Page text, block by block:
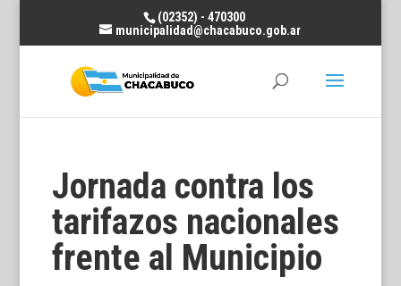
(02352) - 470300
municipalidad@chacabuco.gob.ar
Jornada contra los
tarifazos nacionales
frente al Municipio